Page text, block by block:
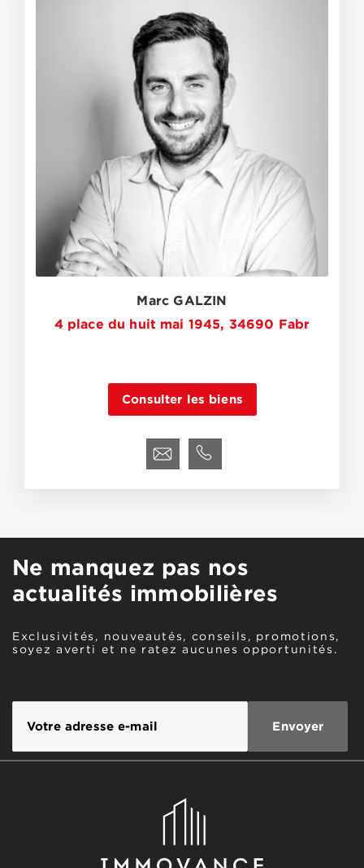
Marc GALZIN
4 place du huit mai 1945, 34690 Fabr
Consulter les biens
Ne manquez pas nos
actualités immobilières
Exclusivités, nouveautés, conseils, promotions,
soyez averti et ne ratez aucunes opportunités.